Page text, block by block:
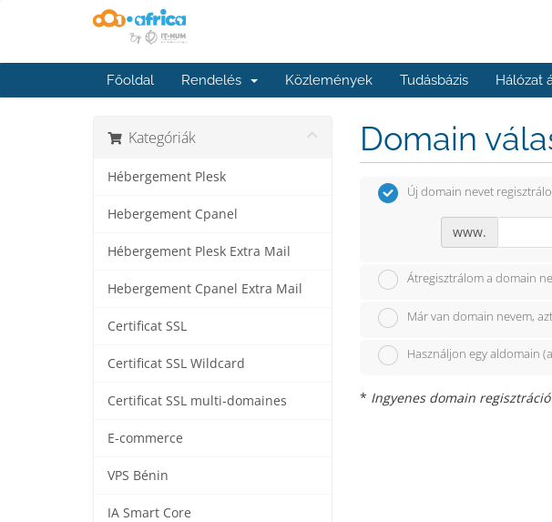
Főoldal Rendelés Közlemények Tudásbázis Hálózat
Kategóriák
Hébergement Plesk
Hebergement Cpanel
Hébergement Plesk Extra Mail
Hebergement Cpanel Extra Mail
Certificat SSL
Certificat SSL Wildcard
Certificat SSL multi-domaines
E-commerce
VPS Bénin
IA Smart Core
Domain
Új domain nevet
www.
Átregisztrálom a domain
Már van domain nevem,
Használjon egy aldomain
* Ingyenes domain